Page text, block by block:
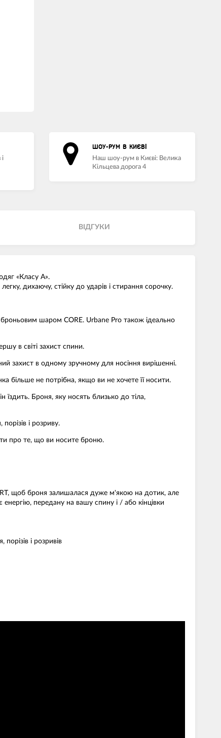
ШОУ-РУМ В КИЄВІ
Наш шоу-рум в Києві: Велика
Кільцева дорога 4
ВIДГУКИ
«Класу A».
дихаючу, стійку до ударів і стирання сорочку.
броньовим шаром CORE. Urbane Pro також ідеально
в світі захист спини.
захист в одному зручному для носіння вирішенні.
більше не потрібна, якщо ви не хочете її носити.
Броня, яку носять близько до тіла,
і розриву.
про те, що ви носите броню.
щоб броня залишалася дуже м'якою на дотик, але
передану на вашу спину і / або кінцівки
і розривів